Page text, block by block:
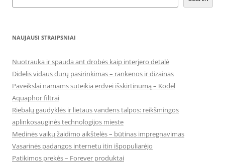
NAUJAUSI STRAIPSNIAI
Nuotrauka ir spauda ant drobės kaip interjero detalė
Didelis vidaus durų pasirinkimas – rankenos ir dizainas
Paveikslai namams suteikia erdvei išskirtinumą – Kodėl
Aquaphor filtrai
Riebalų gaudyklės ir lietaus vandens talpos: reikšmingos
aplinkosauginės technologijos mieste
Medinės vaikų žaidimo aikštelės – būtinas impregnavimas
Vasarinės padangos internetu itin išpopuliarėjo
Patikimos prekės – Forever produktai